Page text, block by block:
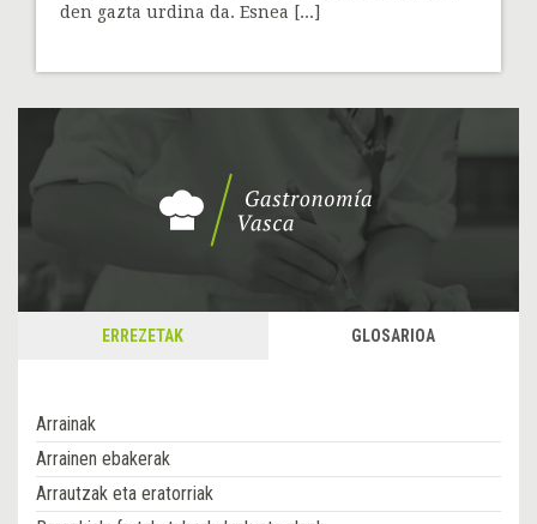
den gazta urdina da. Esnea [...]
ERREZETAK GLOSARIOA
Arrainak
Arrainen ebakerak
Arrautzak eta eratorriak